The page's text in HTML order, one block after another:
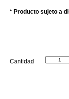
* Producto sujeto a
Cantidad